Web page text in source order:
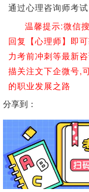
通过心理咨询师考试
温馨提示:微信
回复【心理师】即
力考前冲刺等最新
描关注文下企微号,
的职业发展之路
分享到：